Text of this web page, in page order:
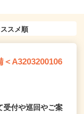
A3203200106
受付や巡回やご案